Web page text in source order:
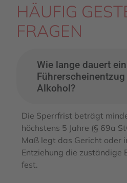
HÄUFIG
FRAGEN
Wie lange dauert ein
Führerscheinentzug
Alkohol?
Die Sperrfrist beträgt
höchstens 5 Jahre (§ 69a
Maß legt das Gericht oder
Entziehung die zuständige
fest.